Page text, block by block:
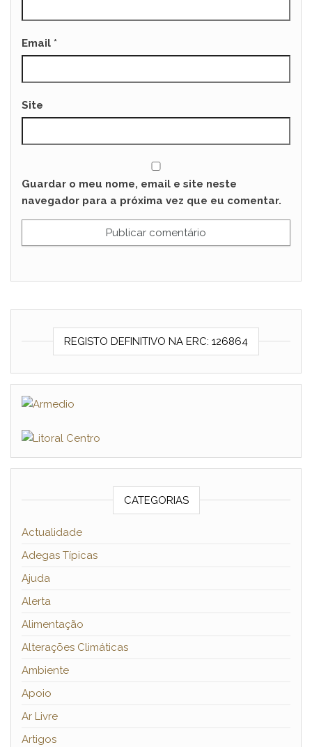
Email *
Site
Guardar o meu nome, email e site neste
navegador para a próxima vez que eu comentar.
REGISTO DEFINITIVO NA ERC: 126864
CATEGORIAS
Actualidade
Adegas Típicas
Ajuda
Alerta
Alimentação
Alterações Climáticas
Ambiente
Apoio
Ar Livre
Artigos